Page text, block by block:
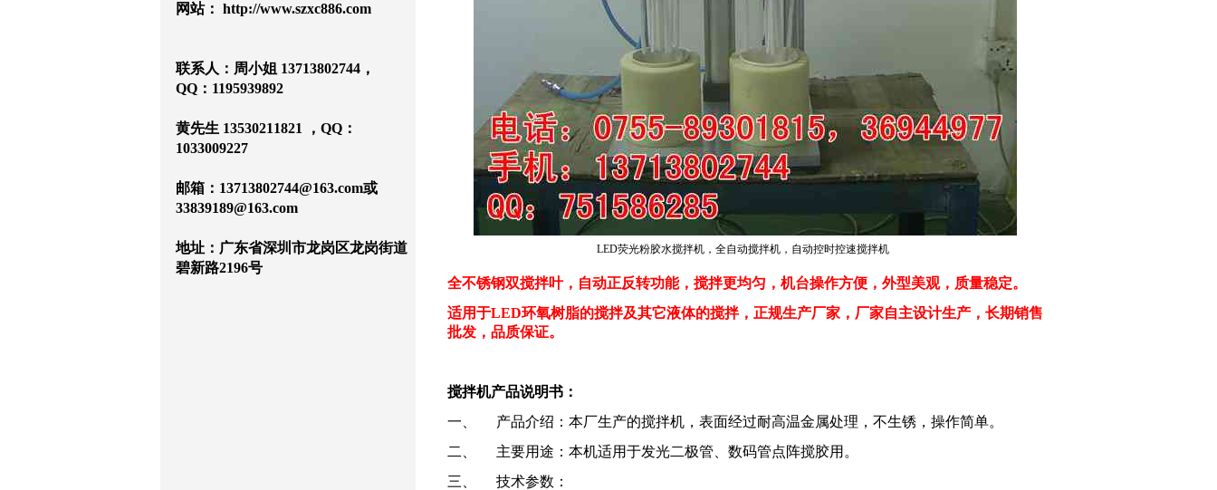
网站： http://www.szxc886.com
联系人：周小姐 13713802744，
QQ：1195939892
黄先生 13530211821 ，QQ：
1033009227
邮箱：13713802744@163.com或
33839189@163.com
地址：广东省深圳市龙岗区龙岗街道
碧新路2196号
LED荧光粉胶水搅拌机，全自动搅拌机，自动控时控速搅拌机
全不锈钢双搅拌叶，自动正反转功能，搅拌更均匀，机台操作方便，外型美观，质量稳定。
适用于LED环氧树脂的搅拌及其它液体的搅拌，正规生产厂家，厂家自主设计生产，长期销售
批发，品质保证。
搅拌机产品说明书：
一、
产品介绍：本厂生产的搅拌机，表面经过耐高温金属处理，不生锈，操作简单。
二、
主要用途：本机适用于发光二极管、数码管点阵搅胶用。
三、
技术参数：